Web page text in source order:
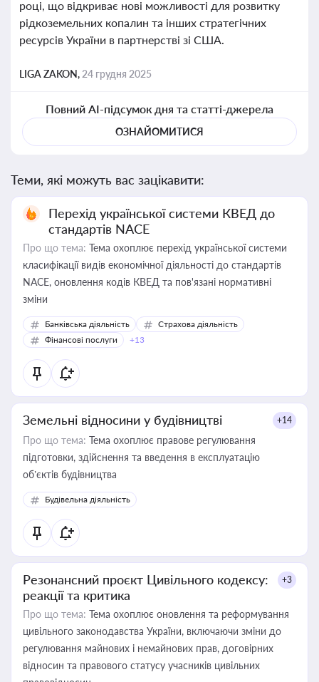
році, що відкриває нові можливості для розвитку
рідкоземельних копалин та інших стратегічних
ресурсів України в партнерстві зі США.
LIGA ZAKON, 24 грудня 2025
Повний AI-підсумок дня та статті-джерела
ОЗНАЙОМИТИСЯ
Теми, які можуть вас зацікавити:
Перехід української системи КВЕД до
стандартів NACE
Про що тема: Тема охоплює перехід української системи
класифікації видів економічної діяльності до стандартів
NACE, оновлення кодів КВЕД та пов'язані нормативні
зміни
Банківська діяльність
Страхова діяльність
Фінансові послуги
+13
Земельні відносини у будівництві +14
Про що тема: Тема охоплює правове регулювання
підготовки, здійснення та введення в експлуатацію
об’єктів будівництва
Будівельна діяльність
Резонансний проєкт Цивільного кодексу:
реакції та критика
+3
Про що тема: Тема охоплює оновлення та реформування
цивільного законодавства України, включаючи зміни до
регулювання майнових і немайнових прав, договірних
відносин та правового статусу учасників цивільних